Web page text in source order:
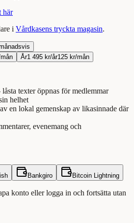
här
i Vårdkasens tryckta magasin.
År1 495 kr/år125 kr/mån
texter öppnas för medlemmar
helhet
en lokal gemenskap av likasinnade där
evenemang och
Bankgiro Bitcoin Lightning
konto eller logga in och fortsätta utan